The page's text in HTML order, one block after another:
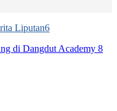
Liputan6
di Dangdut Academy 8